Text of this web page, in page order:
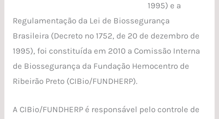
1995) e a
Regulamentação da Lei de Biossegurança
Brasileira (Decreto nº 1752, de 20 de dezembro de
1995), foi constituída em 2010 a Comissão Interna
de Biossegurança da Fundação Hemocentro de
Ribeirão Preto (CIBio/FUNDHERP).
A CIBio/FUNDHERP é responsável pelo controle de